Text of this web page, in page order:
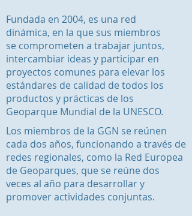
Fundada en 2004, es una red
dinámica, en la que sus miembros
se comprometen a trabajar juntos,
intercambiar ideas y participar en
proyectos comunes para elevar los
estándares de calidad de todos los
productos y prácticas de los
Geoparque Mundial de la UNESCO.
Los miembros de la GGN se reúnen
cada dos años, funcionando a través de
redes regionales, como la Red Europea
de Geoparques, que se reúne dos
veces al año para desarrollar y
promover actividades conjuntas.